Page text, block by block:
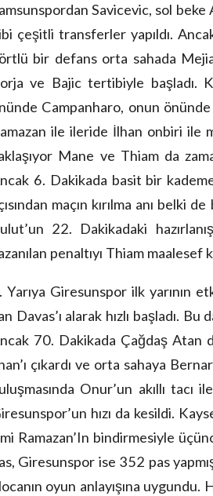
Savicevic, sol
çeşitli transferler yapıldı.
bir defans orta sahada
ve Bajic tertibiyle başladı.
Campanharo, onun
ile ileride İlhan onbiri ile
Mane ve Thiam da
6. Dakikada basit bir
maçın kırılma anı
22. Dakikadaki
penaltıyı Thiam maalesef
Yarıya Giresunspor ilk yarının
Davas’ı alarak hızlı başladı.
70. Dakikada Çağdaş Atan
çıkardı ve orta sahaya
Onur’un akıllı
hızı da kesildi.
Ramazan’In bindirmesiyle
Giresunspor ise 352 pas
oyun anlayışına